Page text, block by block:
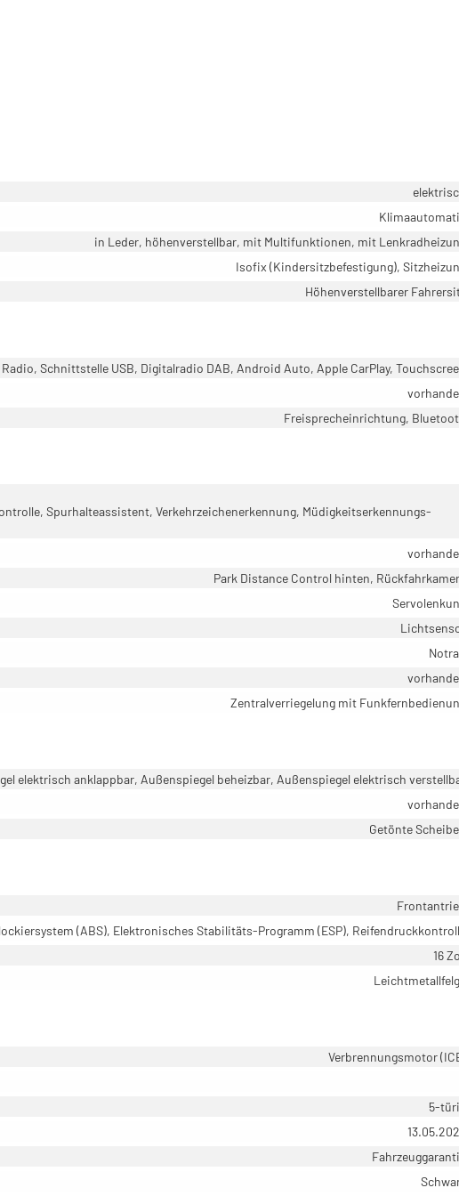
in Leder, höhenverstellbar, mit Multifunktionen, mit
Isofix (Kindersitzbefestigung),
Höhenverstellbarer
Schnittstelle USB, Digitalradio DAB, Android Auto, Apple CarPlay,
Freisprecheinrichtung,
Spurhalteassistent, Verkehrzeichenerkennung, Müdigkeitserkennungs-
Park Distance Control hinten,
Zentralverriegelung mit
elektrisch anklappbar, Außenspiegel beheizbar, Außenspiegel elektrisch
Getönte
(ABS), Elektronisches Stabilitäts-Programm (ESP),
16
Verbrennungsmotor
5-